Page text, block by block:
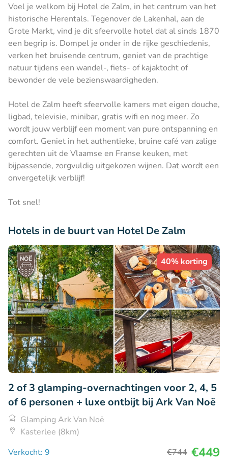
Voel je welkom bij Hotel de Zalm, in het centrum van het
historische Herentals. Tegenover de Lakenhal, aan de
Grote Markt, vind je dit sfeervolle hotel dat al sinds 1870
een begrip is. Dompel je onder in de rijke geschiedenis,
verken het bruisende centrum, geniet van de prachtige
natuur tijdens een wandel-, fiets- of kajaktocht of
bewonder de vele bezienswaardigheden.
Hotel de Zalm heeft sfeervolle kamers met eigen douche,
ligbad, televisie, minibar, gratis wifi en nog meer. Zo
wordt jouw verblijf een moment van pure ontspanning en
comfort. Geniet in het authentieke, bruine café van zalige
gerechten uit de Vlaamse en Franse keuken, met
bijpassende, zorgvuldig uitgekozen wijnen. Dat wordt een
onvergetelijk verblijf!
Tot snel!
Hotels in de buurt van Hotel De Zalm
40% korting
2 of 3 glamping-overnachtingen voor 2, 4, 5
of 6 personen + luxe ontbijt bij Ark Van Noë
Glamping Ark Van Noë
Kasterlee (8km)
Verkocht: 9
€744 €449